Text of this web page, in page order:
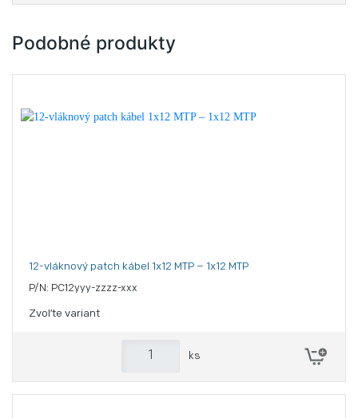
Podobné produkty
12-vláknový patch kábel 1x12 MTP – 1x12 MTP
P/N: PC12yyy-zzzz-xxx
Zvoľte variant
ks